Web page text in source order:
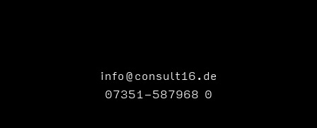
info@consult16.de
07351-587968 0